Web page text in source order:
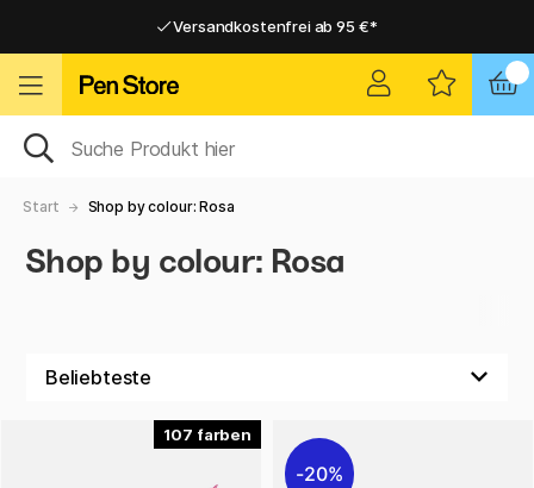
Versandkostenfrei ab 95 €*
Versandkostenfrei ab 95 €*
Start Shop by colour: Rosa
Shop by colour: Rosa
107
20%